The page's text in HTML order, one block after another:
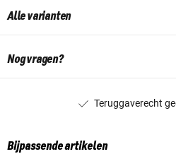
Alle varianten
Nog vragen?
Teruggaverecht
Bijpassende artikelen